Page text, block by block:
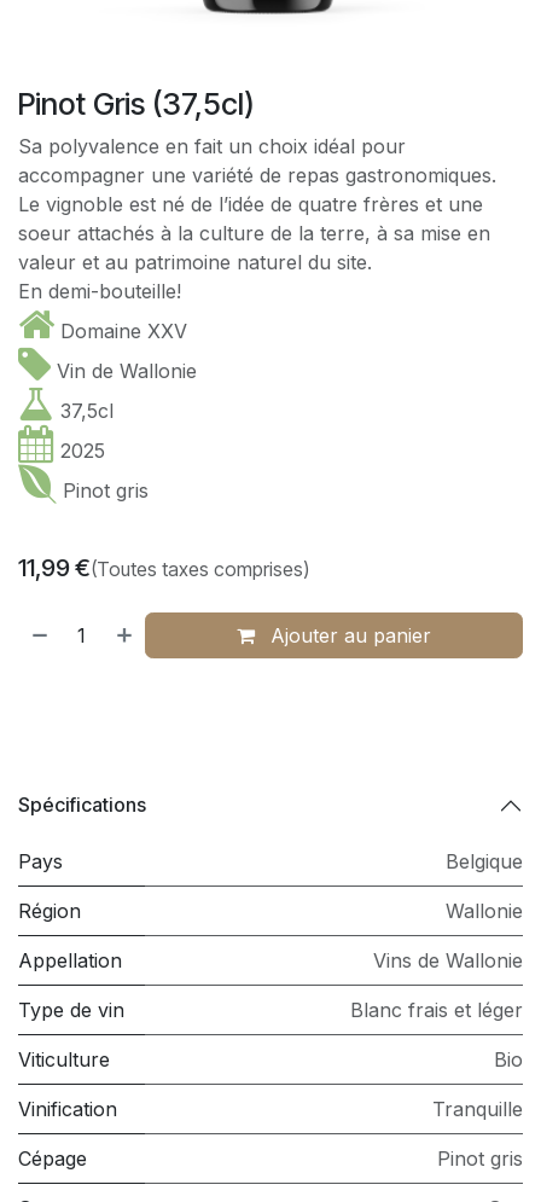
Pinot Gris (37,5cl)
Sa polyvalence en fait un choix idéal pour
accompagner une variété de repas gastronomiques.
Le vignoble est né de l’idée de quatre frères et une
soeur attachés à la culture de la terre, à sa mise en
valeur et au patrimoine naturel du site.
En demi-bouteille!
Domaine XXV
Vin de Wallonie
37,5cl
2025
Pinot gris
11,99€(Toutes taxes comprises)
Ajouter au panier
Spécifications
Pays Belgique
Région Wallonie
Appellation Vins de Wallonie
Type de vin Blanc frais et léger
Viticulture Bio
Vinification Tranquille
Cépage Pinot gris